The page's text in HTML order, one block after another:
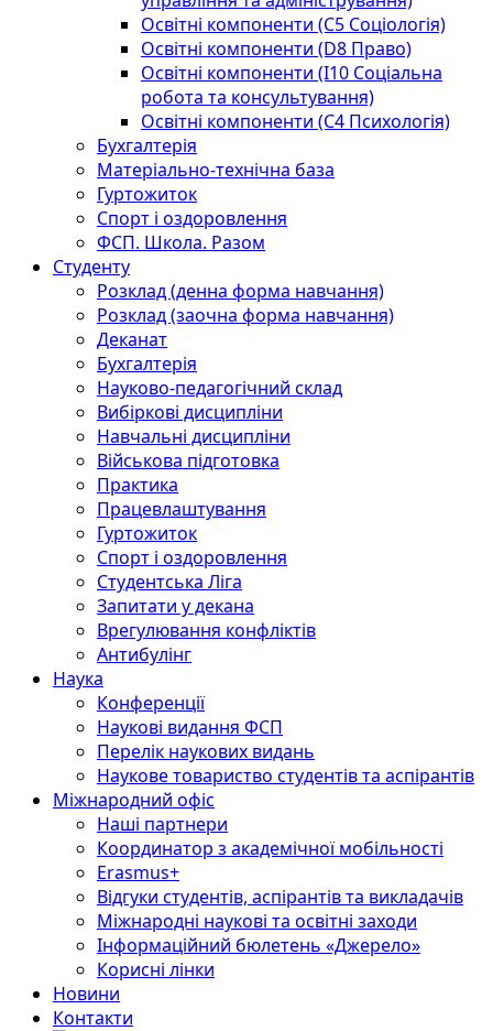
Освітні компоненти (С5 Соціологія)
Освітні компоненти (D8 Право)
Освітні компоненти (I10 Соціальна
робота та консультування)
Освітні компоненти (С4 Психологія)
Бухгалтерія
Матеріально-технічна база
Гуртожиток
Спорт і оздоровлення
ФСП. Школа. Разом
Студенту
Розклад (денна форма навчання)
Розклад (заочна форма навчання)
Деканат
Бухгалтерія
Науково-педагогічний склад
Вибіркові дисципліни
Навчальні дисципліни
Військова підготовка
Практика
Працевлаштування
Гуртожиток
Спорт і оздоровлення
Студентська Ліга
Запитати у декана
Врегулювання конфліктів
Антибулінг
Наука
Конференції
Наукові видання ФСП
Перелік наукових видань
Наукове товариство студентів та аспірантів
Міжнародний офіс
Наші партнери
Координатор з академічної мобільності
Erasmus+
Відгуки студентів, аспірантів та викладачів
Міжнародні наукові та освітні заходи
Інформаційний бюлетень «Джерело»
Корисні лінки
Новини
Контакти